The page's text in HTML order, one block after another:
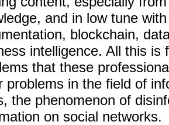
and in low tune
blockchain,
intelligence. All this
that these
problems in the field of
the phenomenon of
on social networks.